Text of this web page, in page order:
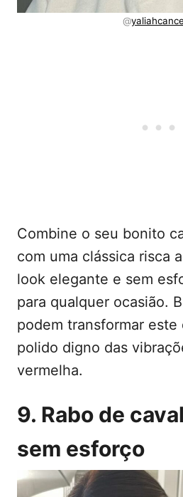
@
Combine o seu bonito
com uma clássica risca
look elegante e sem
para qualquer ocasião.
podem transformar
polido digno das
vermelha.
9. Rabo de
sem esforço